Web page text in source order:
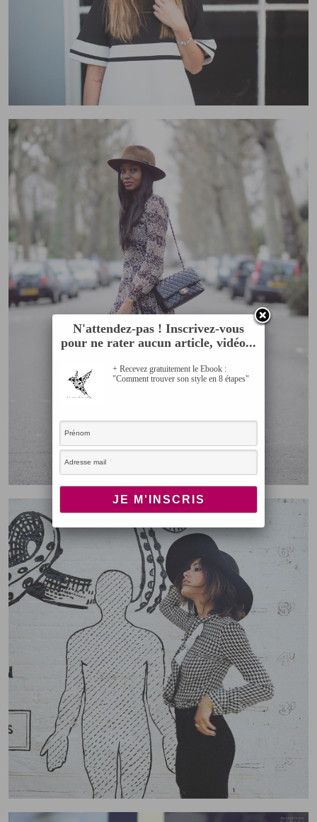
N'attendez-pas ! Inscrivez-vous
pour ne rater aucun article, vidéo...
+ Recevez gratuitement le Ebook :
"Comment trouver son style en 8 étapes"